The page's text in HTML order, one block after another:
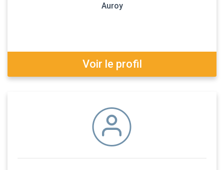
Auroy
Voir le profil